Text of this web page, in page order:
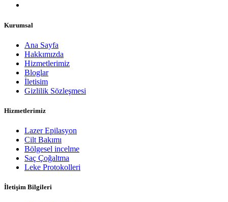
Kurumsal
Ana Sayfa
Hakkımızda
Hizmetlerimiz
Bloglar
İletisim
Gizlilik Sözleşmesi
Hizmetlerimiz
Lazer Epilasyon
Cilt Bakımı
Bölgesel incelme
Saç Çoğaltma
Leke Protokolleri
İletişim Bilgileri